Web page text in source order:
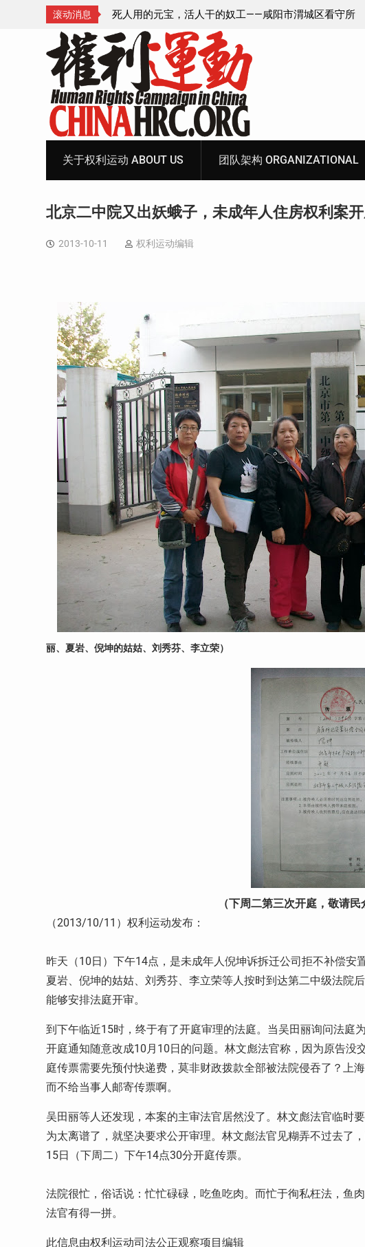
滚动消息
阳市渭城区看守所
宝、铅中毒、任务制
锡安教案王林牧师狱中信件：荒诞的人与公义的神
关于权利运动 ABOUT US 团队架构 ORGANIZATIONAL
北京二中院又出妖蛾子，未成年人住房权利案
2013-10-11 权利运动编辑
丽、夏岩、倪坤的姑姑、刘秀芬、李立荣）
（下周二第三次开庭，敬请民
（2013/10/11 ）权利运动发布：
昨天（10 日）下午14点，是未成年人倪坤诉拆迁公司拒不补偿安
夏岩、倪坤的姑姑、刘秀芬、李立荣等人按时到达第二中级法院
能够安排法庭开审。
到下午临近15时，终于有了开庭审理的法庭。当吴田丽询问法庭
开庭通知随意改成10 月 10 日的问题。林文彪法官称，因为原告没
庭传票需要先预付快递费，莫非财政拨款全部被法院侵吞了？上
而不给当事人邮寄传票啊。
吴田丽等人还发现，本案的主审法官居然没了。林文彪法官临时
为太离谱了，就坚决要求公开审理。林文彪法官见糊弄不过去了
15日（下周二）下午14点30分开庭传票。
法院很忙，俗话说：忙忙碌碌，吃鱼吃肉。而忙于徇私枉法，鱼
法官有得一拼。
此信息由权利运动司法公正观察项目编辑